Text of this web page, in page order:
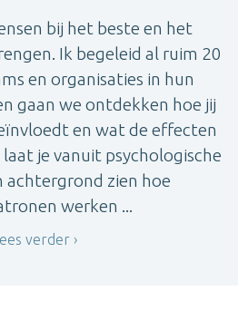
bij het beste en het
Ik begeleid al ruim 20
en organisaties in hun
gaan we ontdekken hoe jij
en wat de effecten
je vanuit psychologische
achtergrond zien hoe
werken ...
Lees verder